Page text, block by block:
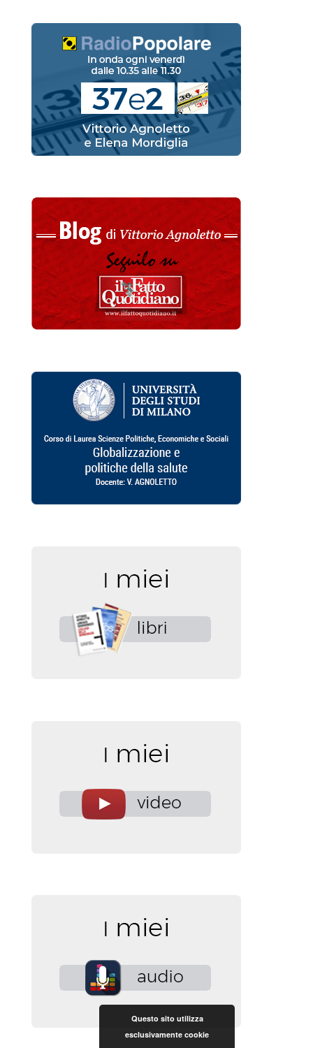
Questo sito utilizza
esclusivamente cookie